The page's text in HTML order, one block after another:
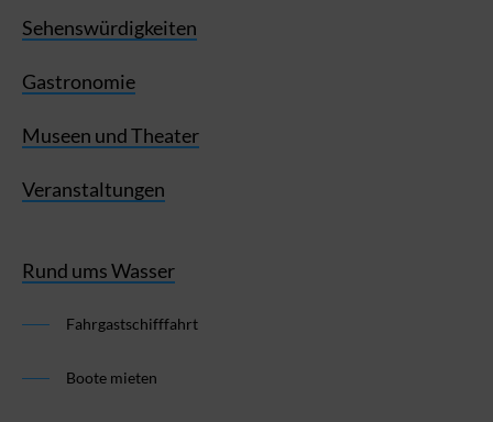
Sehenswürdigkeiten
Gastronomie
Museen und Theater
Veranstaltungen
Rund ums Wasser
Fahrgastschifffahrt
Boote mieten